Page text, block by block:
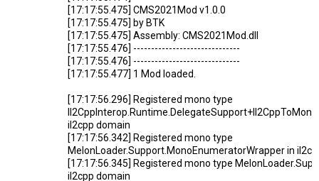
[17:17:55.475] CMS2021Mod v1.0.0
[17:17:55.475] by BTK
[17:17:55.475] Assembly: CMS2021Mod.dll
[17:17:55.476] ------------------------------
[17:17:55.476] ------------------------------
[17:17:55.477] 1 Mod loaded.
[17:17:56.296] Registered mono type
il2cpp domain
[17:17:56.342] Registered mono type
MelonLoader.Support.MonoEnumeratorWrapper in
[17:17:56.345] Registered mono type
il2cpp domain